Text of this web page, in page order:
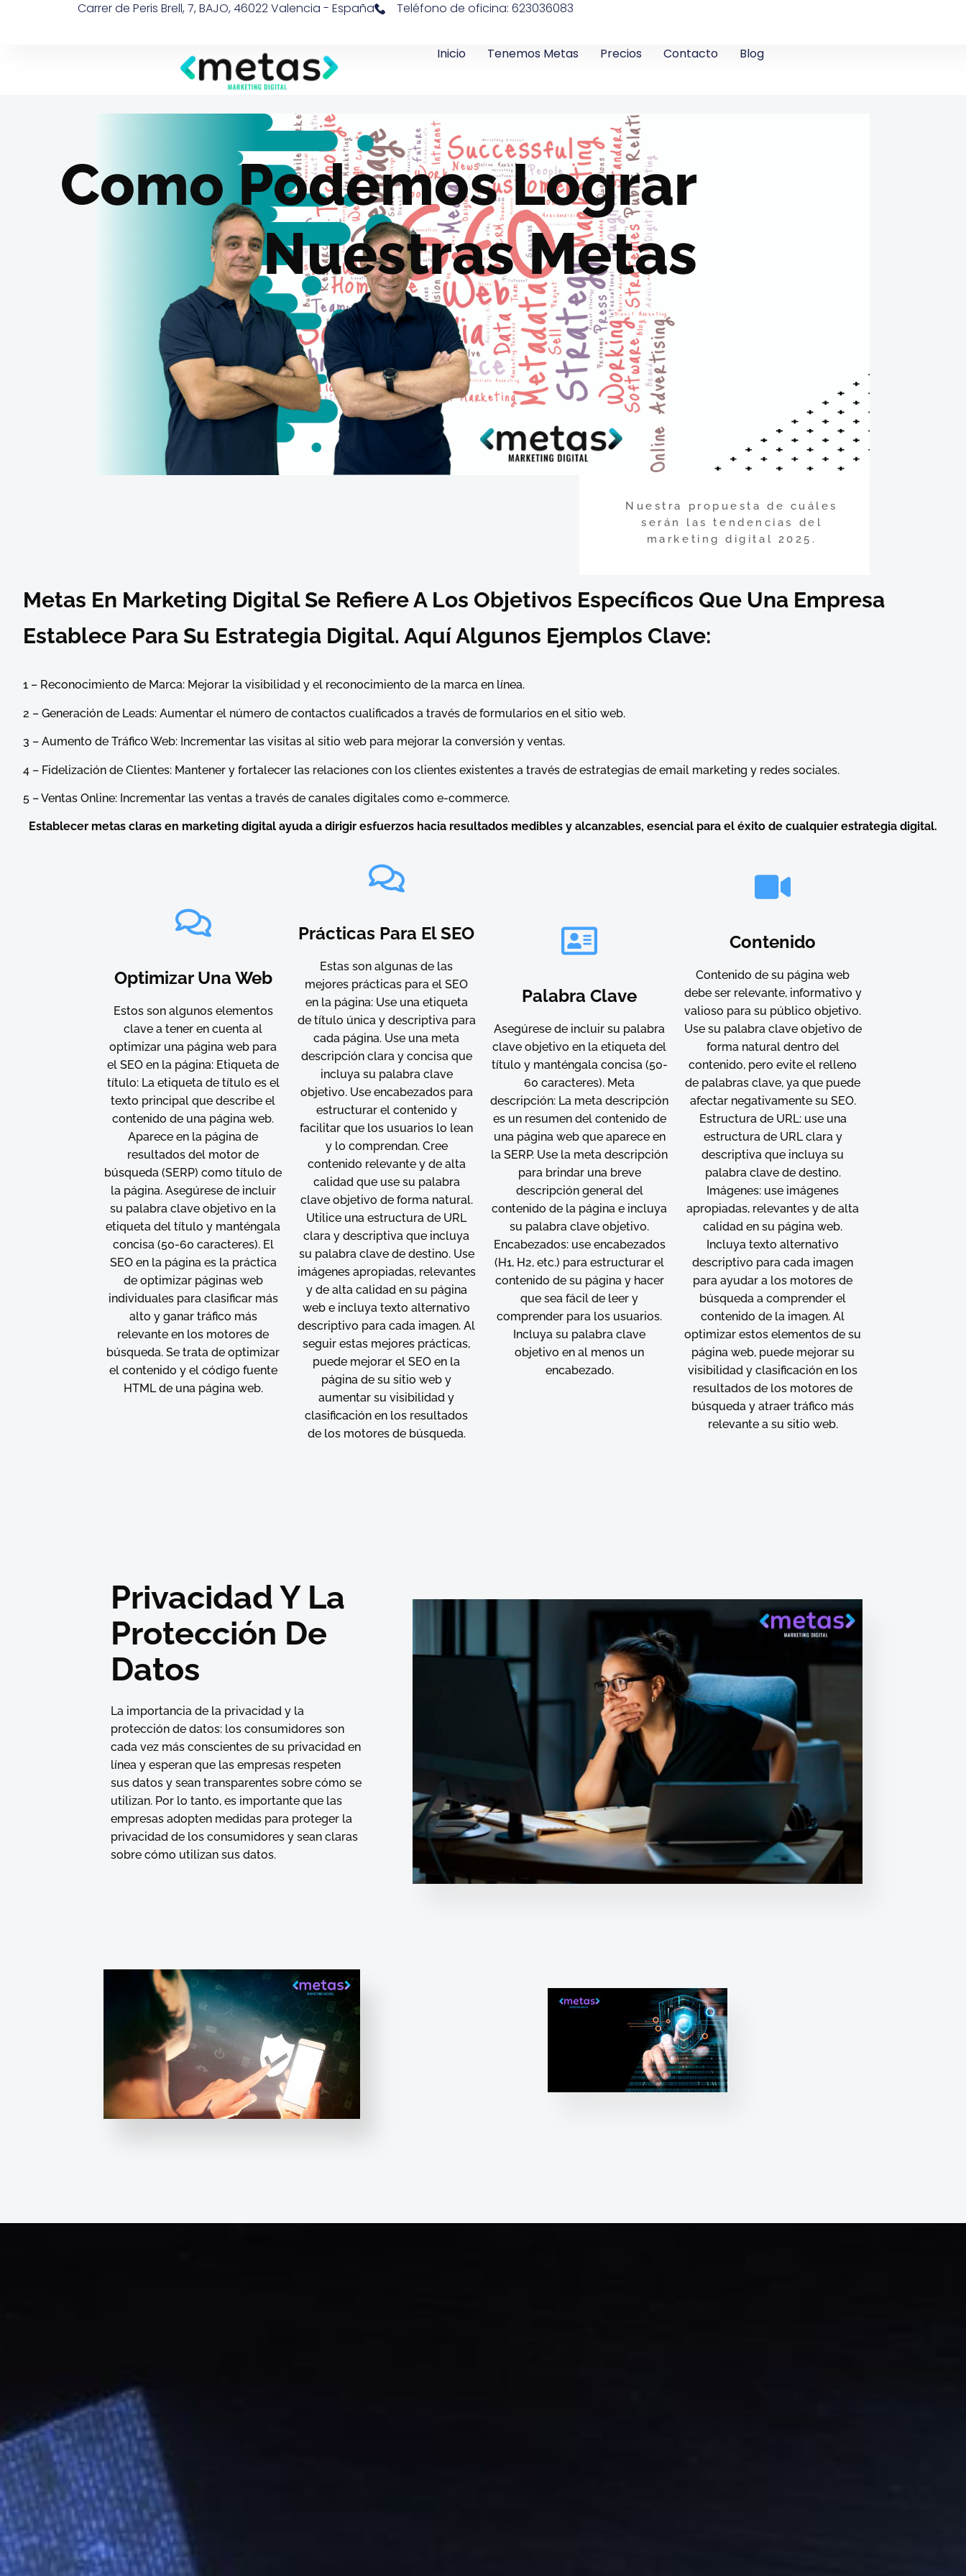
Carrer de Peris Brell, 7, BAJO, 46022 Valencia - España Teléfono de oficina: 623036083
Inicio Tenemos Metas Precios Contacto Blog
Como Podemos Lograr
Nuestras Metas
Nuestra propuesta de cuáles
serán las tendencias del
marketing digital 2025.
Metas En Marketing Digital Se Refiere A Los Objetivos Específicos Que Una Empresa
Establece Para Su Estrategia Digital. Aquí Algunos Ejemplos Clave:
1 – Reconocimiento de Marca: Mejorar la visibilidad y el reconocimiento de la marca en línea.
2 – Generación de Leads: Aumentar el número de contactos cualificados a través de formularios en el sitio web.
3 – Aumento de Tráfico Web: Incrementar las visitas al sitio web para mejorar la conversión y ventas.
4 – Fidelización de Clientes: Mantener y fortalecer las relaciones con los clientes existentes a través de estrategias de email marketing y redes sociales.
5 – Ventas Online: Incrementar las ventas a través de canales digitales como e-commerce.
Establecer metas claras en marketing digital ayuda a dirigir esfuerzos hacia resultados medibles y alcanzables, esencial para el éxito de cualquier estrategia digital.
Optimizar Una Web
Estos son algunos elementos
clave a tener en cuenta al
optimizar una página web para
el SEO en la página: Etiqueta de
título: La etiqueta de título es el
texto principal que describe el
contenido de una página web.
Aparece en la página de
resultados del motor de
búsqueda (SERP) como título de
la página. Asegúrese de incluir
su palabra clave objetivo en la
etiqueta del título y manténgala
concisa (50-60 caracteres). El
SEO en la página es la práctica
de optimizar páginas web
individuales para clasificar más
alto y ganar tráfico más
relevante en los motores de
búsqueda. Se trata de optimizar
el contenido y el código fuente
HTML de una página web.
Prácticas Para El SEO
Estas son algunas de las
mejores prácticas para el SEO
en la página: Use una etiqueta
de título única y descriptiva para
cada página. Use una meta
descripción clara y concisa que
incluya su palabra clave
objetivo. Use encabezados para
estructurar el contenido y
facilitar que los usuarios lo lean
y lo comprendan. Cree
contenido relevante y de alta
calidad que use su palabra
clave objetivo de forma natural.
Utilice una estructura de URL
clara y descriptiva que incluya
su palabra clave de destino. Use
imágenes apropiadas, relevantes
y de alta calidad en su página
web e incluya texto alternativo
descriptivo para cada imagen. Al
seguir estas mejores prácticas,
puede mejorar el SEO en la
página de su sitio web y
aumentar su visibilidad y
clasificación en los resultados
de los motores de búsqueda.
Palabra Clave
Asegúrese de incluir su palabra
clave objetivo en la etiqueta del
título y manténgala concisa (50-
60 caracteres). Meta
descripción: La meta descripción
es un resumen del contenido de
una página web que aparece en
la SERP. Use la meta descripción
para brindar una breve
descripción general del
contenido de la página e incluya
su palabra clave objetivo.
Encabezados: use encabezados
(H1, H2, etc.) para estructurar el
contenido de su página y hacer
que sea fácil de leer y
comprender para los usuarios.
Incluya su palabra clave
objetivo en al menos un
encabezado.
Contenido
Contenido de su página web
debe ser relevante, informativo y
valioso para su público objetivo.
Use su palabra clave objetivo de
forma natural dentro del
contenido, pero evite el relleno
de palabras clave, ya que puede
afectar negativamente su SEO.
Estructura de URL: use una
estructura de URL clara y
descriptiva que incluya su
palabra clave de destino.
Imágenes: use imágenes
apropiadas, relevantes y de alta
calidad en su página web.
Incluya texto alternativo
descriptivo para cada imagen
para ayudar a los motores de
búsqueda a comprender el
contenido de la imagen. Al
optimizar estos elementos de su
página web, puede mejorar su
visibilidad y clasificación en los
resultados de los motores de
búsqueda y atraer tráfico más
relevante a su sitio web.
Privacidad Y La
Protección De
Datos
La importancia de la privacidad y la
protección de datos: los consumidores son
cada vez más conscientes de su privacidad en
línea y esperan que las empresas respeten
sus datos y sean transparentes sobre cómo se
utilizan. Por lo tanto, es importante que las
empresas adopten medidas para proteger la
privacidad de los consumidores y sean claras
sobre cómo utilizan sus datos.